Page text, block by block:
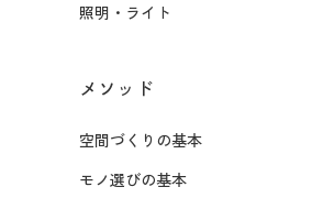
照明・ライト
メソッド
空間づくりの基本
モノ選びの基本